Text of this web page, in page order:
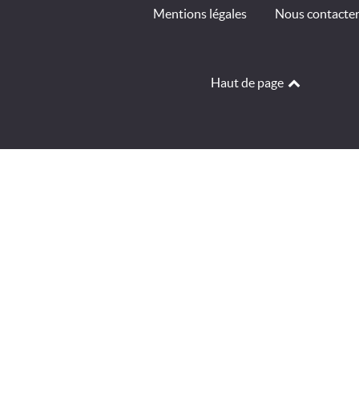
Mentions légales Nous contacter
Haut de page